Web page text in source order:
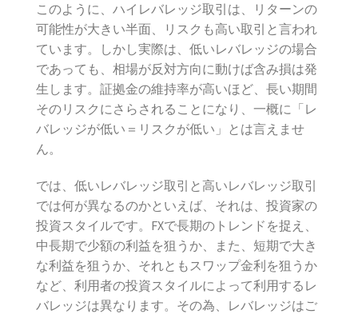
このように、ハイレバレッジ取引は、リターンの
可能性が大きい半面、リスクも高い取引と言われ
ています。しかし実際は、低いレバレッジの場合
であっても、相場が反対方向に動けば含み損は発
生します。証拠金の維持率が高いほど、長い期間
そのリスクにさらされることになり、一概に「レ
バレッジが低い＝リスクが低い」とは言えませ
ん。
では、低いレバレッジ取引と高いレバレッジ取引
では何が異なるのかといえば、それは、投資家の
投資スタイルです。FXで長期のトレンドを捉え、
中長期で少額の利益を狙うか、また、短期で大き
な利益を狙うか、それともスワップ金利を狙うか
など、利用者の投資スタイルによって利用するレ
バレッジは異なります。その為、レバレッジはご